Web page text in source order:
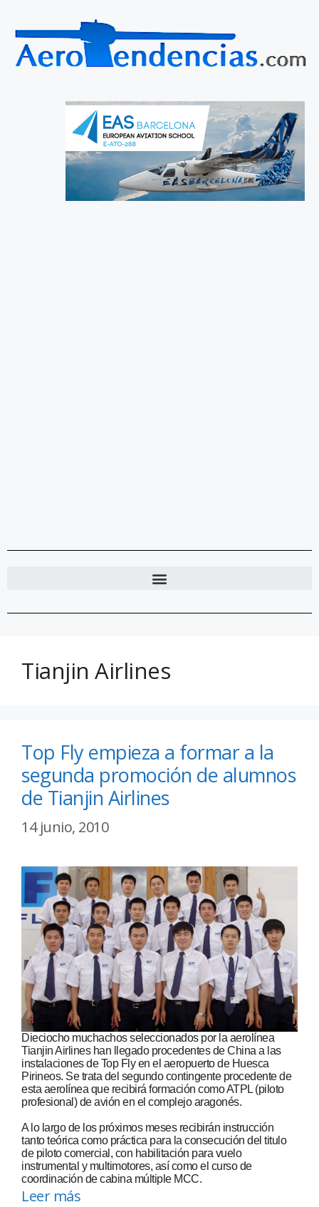
Tianjin Airlines
Top Fly empieza a formar a la
segunda promoción de alumnos
de Tianjin Airlines
14 junio, 2010
Dieciocho muchachos seleccionados por la aerolínea
Tianjin Airlines han llegado procedentes de China a las
instalaciones de Top Fly en el aeropuerto de Huesca
Pirineos. Se trata del segundo contingente procedente de
esta aerolínea que recibirá formación como ATPL (piloto
profesional) de avión en el complejo aragonés.
A lo largo de los próximos meses recibirán instrucción
tanto teórica como práctica para la consecución del titulo
de piloto comercial, con habilitación para vuelo
instrumental y multimotores, así como el curso de
coordinación de cabina múltiple MCC.
Leer más